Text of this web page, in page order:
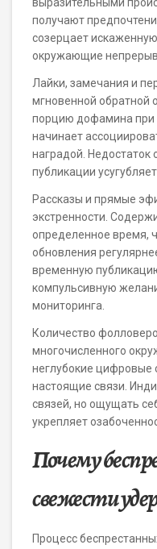
получают
созерцает
окружающие
Лайки, замечания и
мгновенной обратной
порцию дофамина
начинает
наградой. Недостаток
публикации
Рассказы и прямые
экстренности.
определенное время,
обновления
временную
компульсивную
мониторинга.
Количество
многочисленного
неглубокие
настоящие связи.
связей, но ощущать
укрепляет
Почему
свежести
Процесс